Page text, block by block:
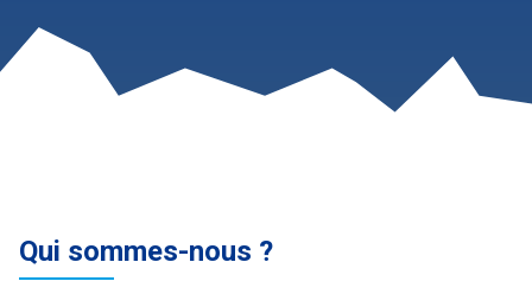
Qui sommes-nous ?